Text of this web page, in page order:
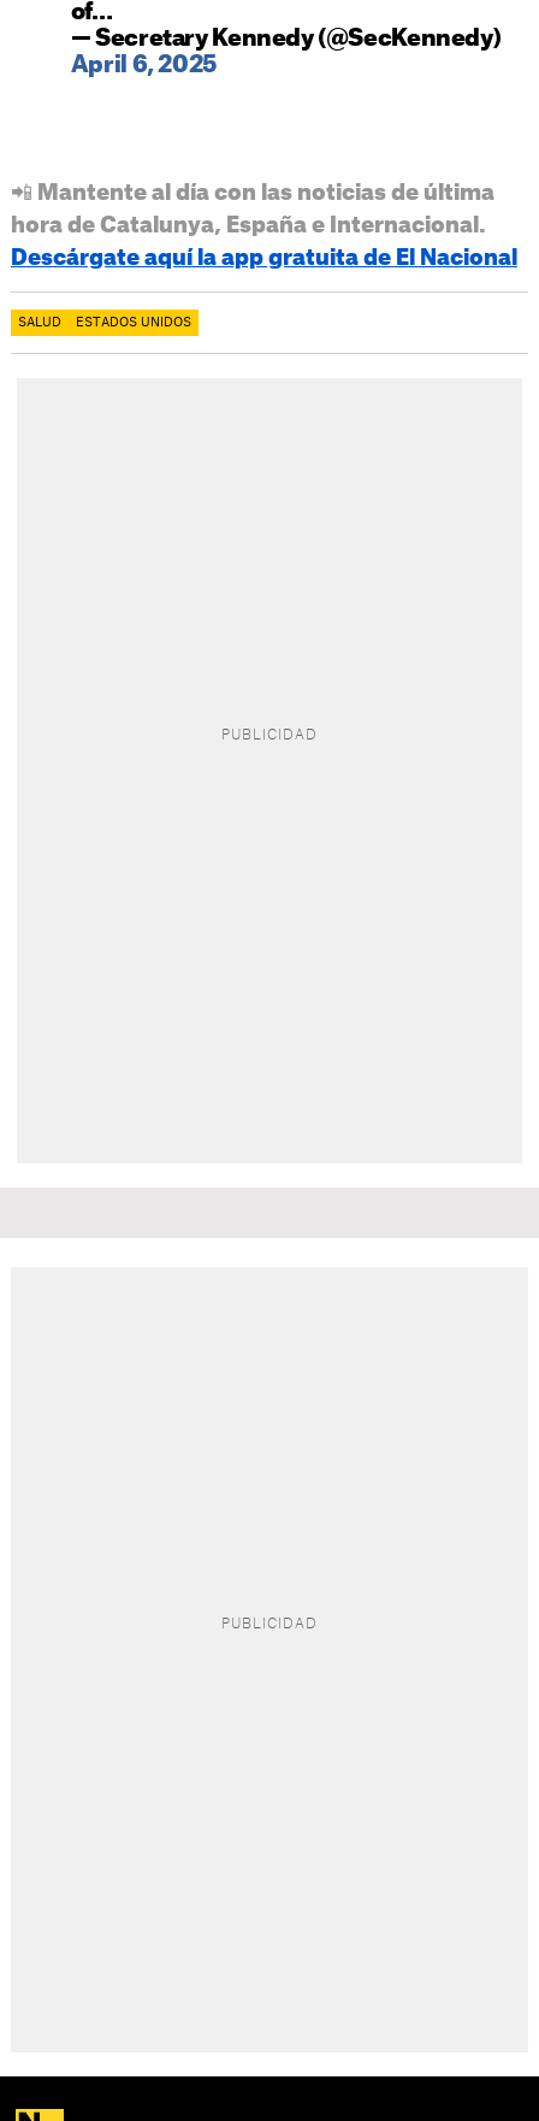
of…
— Secretary Kennedy (@SecKennedy)
April 6, 2025
📲 Mantente al día con las noticias de última
hora de Catalunya, España e Internacional.
Descárgate aquí la app gratuita de El Nacional
SALUD ESTADOS UNIDOS